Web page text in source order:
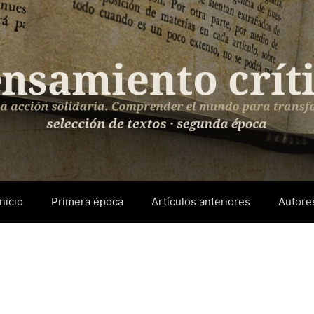
Primera época Artículos anteriores